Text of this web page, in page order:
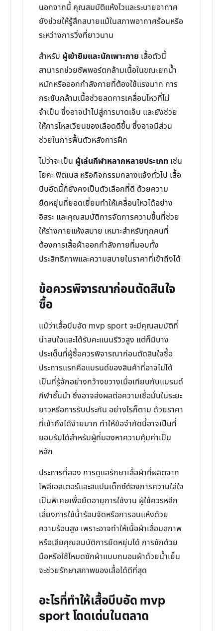
นอกจากนี้ คุณสมบัติแห้งไวและระบายอากาศ
ยังช่วยให้รู้สึกสบายแม้ในสภาพอากาศร้อนหรือ
ระหว่างการวิ่งที่ยาวนาน
สำหรับ ผู้เข้ายิมและนักเพาะกาย เสื้อตัวนี้
สามารถช่วยซัพพอร์ตกล้ามเนื้อในขณะยกน้ำ
หนักหรือออกกำลังกายที่ต้องใช้แรงมาก การ
กระชับกล้ามเนื้อช่วยลดการเคลื่อนไหวที่ไม่
จำเป็น ซึ่งอาจนำไปสู่การบาดเจ็บ และยังช่วย
ให้การไหลเวียนของเลือดดีขึ้น ซึ่งอาจมีส่วน
ช่วยในการฟื้นตัวหลังการฝึก
ไม่ว่าจะเป็น ผู้เล่นกีฬาหลากหลายประเภท เช่น
โยคะ ฟิตเนส หรือกิจกรรมกลางแจ้งทั่วไป เสื้อ
บีบอัดนี้ก็ยังคงเป็นตัวเลือกที่ดี ด้วยความ
ยืดหยุ่นที่ยอดเยี่ยมทำให้เคลื่อนไหวได้อย่าง
อิสระ และคุณสมบัติการจัดการความชื้นที่ช่วย
ให้ร่างกายแห้งสบาย เหมาะสำหรับทุกคนที่
ต้องการเสื้อผ้าออกกำลังกายที่มอบทั้ง
ประสิทธิภาพและความสบายในราคาที่เข้าถึงได้
ข้อควรพิจารณาก่อนตัดสินใจ
ซื้อ
แม้ว่าเสื้อบีบอัด mvp sport จะมีคุณสมบัติที่
น่าสนใจและได้รับคะแนนรีวิวสูง แต่ก็มีบาง
ประเด็นที่ผู้ซื้อควรพิจารณาก่อนตัดสินใจซื้อ
ประการแรกคือแบรนด์ของสินค้าที่อาจไม่ได้
เป็นที่รู้จักอย่างกว้างขวางเมื่อเทียบกับแบรนด์
กีฬาชั้นนำ ซึ่งอาจส่งผลต่อความเชื่อมั่นในระยะ
ยาวหรือการรับประกัน อย่างไรก็ตาม ด้วยราคา
ที่เข้าถึงได้ง่ายมาก ทำให้ข้อจำกัดนี้อาจเป็นที่
ยอมรับได้สำหรับผู้ที่มองหาความคุ้มค่าเป็น
หลัก
ประการที่สอง การดูแลรักษาเสื้อผ้าที่ผลิตจาก
โพลีเอสเตอร์และสแปนเด็กซ์ต้องการความใส่ใจ
เป็นพิเศษเพื่อยืดอายุการใช้งาน ผู้ใช้ควรหลีก
เลี่ยงการใช้น้ำร้อนจัดหรือการอบแห้งด้วย
ความร้อนสูง เพราะอาจทำให้เนื้อผ้าเสื่อมสภาพ
หรือเสียคุณสมบัติการยืดหยุ่นได้ การซักด้วย
มือหรือใช้โหมดซักผ้าแบบถนอมผ้าด้วยน้ำเย็น
จะช่วยรักษาสภาพของเสื้อได้ดีที่สุด
อะไรที่ทำให้เสื้อบีบอัด mvp
sport โดดเด่นในตลาด